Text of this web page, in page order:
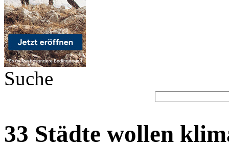
Suche
33 Städte wollen